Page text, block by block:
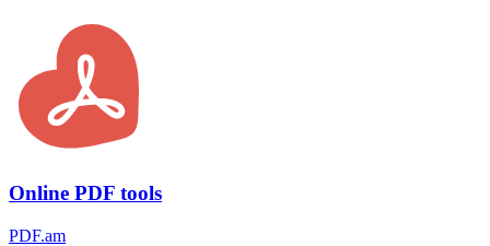
Online PDF tools
PDF.am